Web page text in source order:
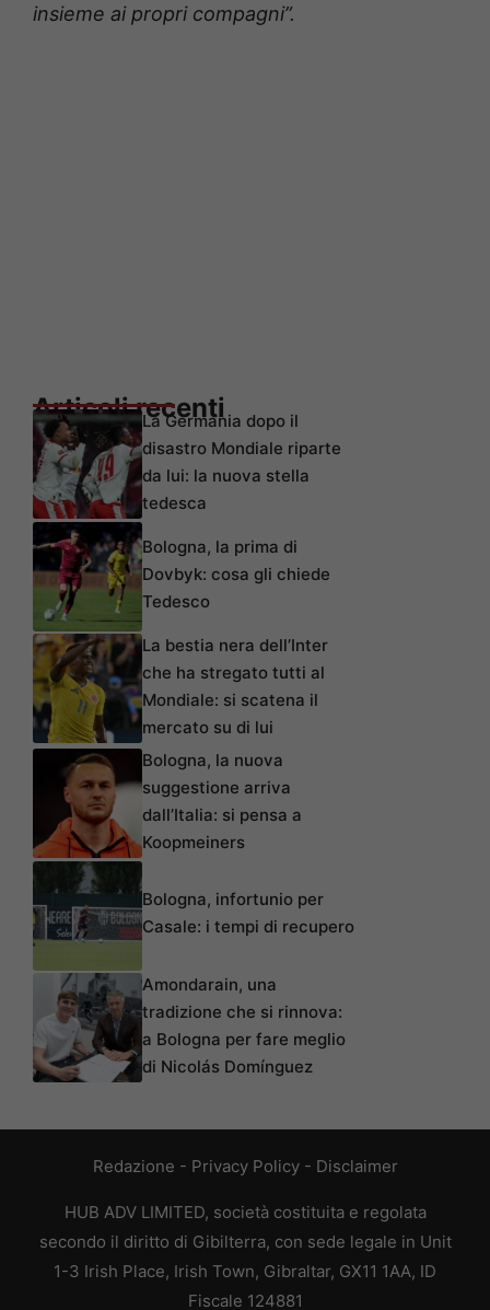
insieme ai propri compagni”.
Articoli recenti
La Germania dopo il
disastro Mondiale riparte
da lui: la nuova stella
tedesca
Bologna, la prima di
Dovbyk: cosa gli chiede
Tedesco
La bestia nera dell’Inter
che ha stregato tutti al
Mondiale: si scatena il
mercato su di lui
Bologna, la nuova
suggestione arriva
dall’Italia: si pensa a
Koopmeiners
Bologna, infortunio per
Casale: i tempi di recupero
Amondarain, una
tradizione che si rinnova:
a Bologna per fare meglio
di Nicolás Domínguez
Redazione - Privacy Policy- Disclaimer
HUB ADV LIMITED, società costituita e regolata
secondo il diritto di Gibilterra, con sede legale in Unit
1-3 Irish Place, Irish Town, Gibraltar, GX11 1AA, ID
Fiscale 124881